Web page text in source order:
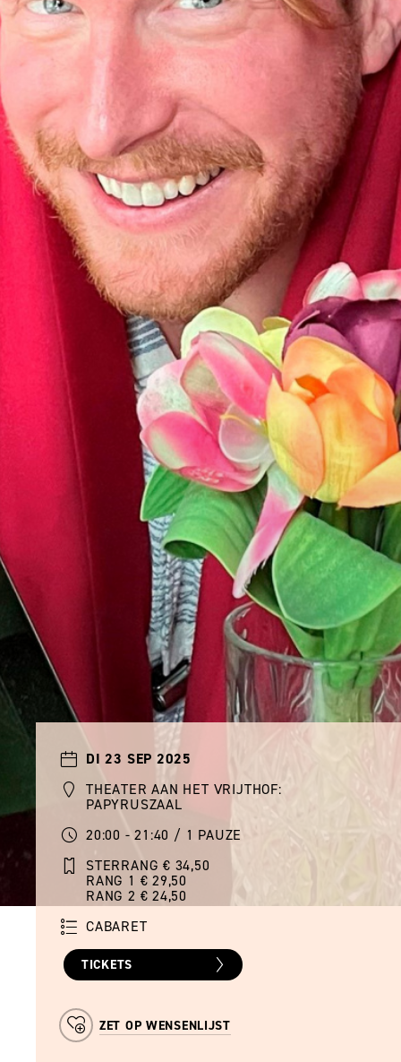
DI 23 SEP 2025
THEATER AAN HET VRIJTHOF:
PAPYRUSZAAL
20:00 - 21:40 / 1 PAUZE
STERRANG € 34,50
RANG 1 € 29,50
RANG 2 € 24,50
CABARET
TICKETS
ZET OP WENSENLIJST